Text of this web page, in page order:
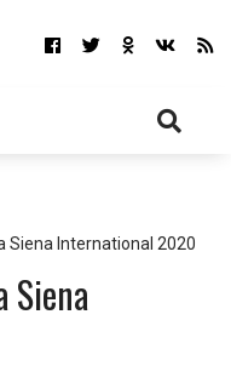
Siena International 2020
Siena